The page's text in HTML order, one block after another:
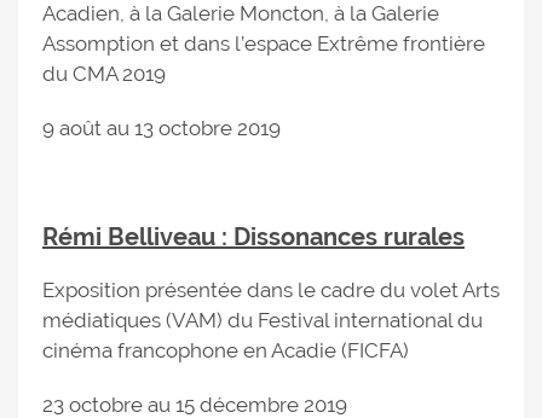
Acadien, à la Galerie Moncton, à la Galerie
Assomption et dans l’espace Extrême frontière
du CMA 2019
9 août au 13 octobre 2019
Rémi Belliveau : Dissonances rurales
Exposition présentée dans le cadre du volet Arts
médiatiques (VAM) du Festival international du
cinéma francophone en Acadie (FICFA)
23 octobre au 15 décembre 2019